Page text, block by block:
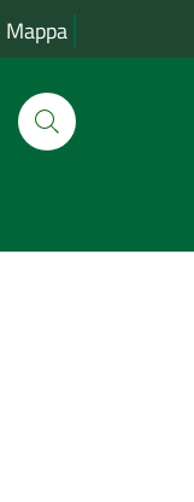
Mappa